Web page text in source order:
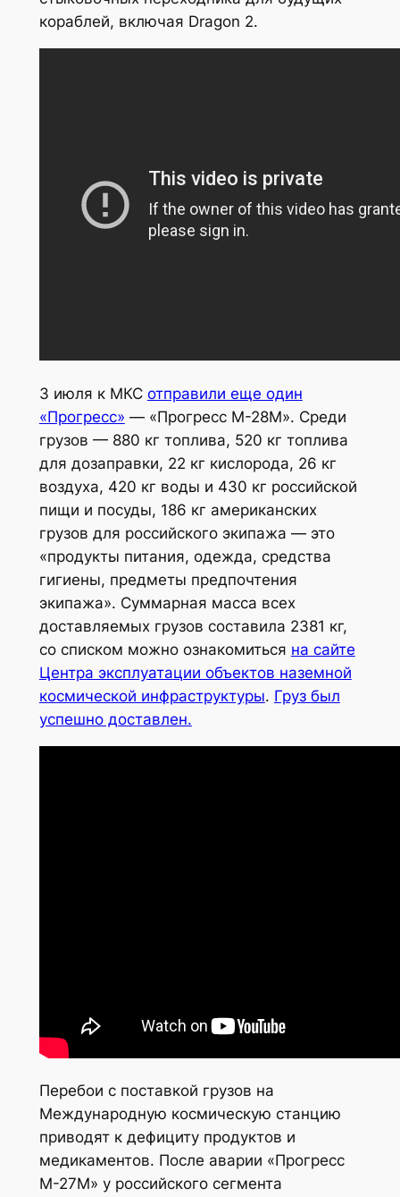
кораблей, включая Dragon 2.
3 июля к МКС отправили еще один
«Прогресс» — «Прогресс М-28М». Среди
грузов — 880 кг топлива, 520 кг топлива
для дозаправки, 22 кг кислорода, 26 кг
воздуха, 420 кг воды и 430 кг российской
пищи и посуды, 186 кг американских
грузов для российского экипажа — это
«продукты питания, одежда, средства
гигиены, предметы предпочтения
экипажа». Суммарная масса всех
доставляемых грузов составила 2381 кг,
со списком можно ознакомиться на сайте
Центра эксплуатации объектов наземной
космической инфраструктуры. Груз был
успешно доставлен.
Перебои с поставкой грузов на
Международную космическую станцию
приводят к дефициту продуктов и
медикаментов. После аварии «Прогресс
М-27М» у российского сегмента